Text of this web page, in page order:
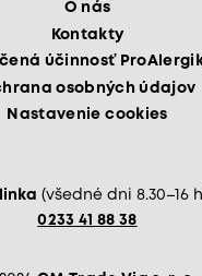
O nás
Kontakty
účinnosť
osobných údajov
Nastavenie cookies
(všedné dni 8.30–16
0233 41 88 38